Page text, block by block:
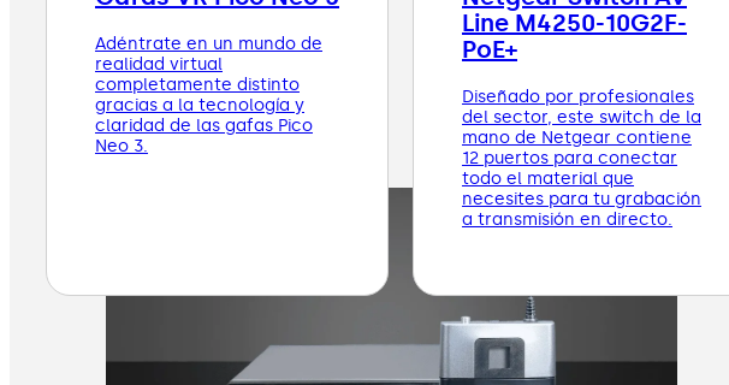
Adéntrate en un mundo de
realidad virtual
completamente distinto
gracias a la tecnología y
claridad de las gafas Pico
Neo 3.
Line M4250-10G2F-
PoE+
Diseñado por profesionales
del sector, este switch de la
mano de Netgear contiene
12 puertos para conectar
todo el material que
necesites para tu grabación
a transmisión en directo.